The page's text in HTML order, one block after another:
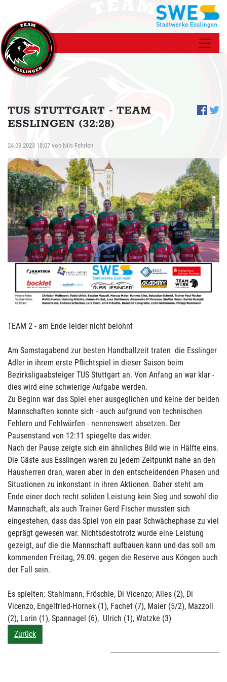
TUS STUTTGART - TEAM
ESSLINGEN (32:28)
24.09.2023 18:07 von Nils Fehrlen
TEAM 2 - am Ende leider nicht belohnt
Am Samstagabend zur besten Handballzeit traten die Esslinger
Adler in ihrem erste Pflichtspiel in dieser Saison beim
Bezirksligaabsteiger TUS Stuttgart an. Von Anfang an war klar -
dies wird eine schwierige Aufgabe werden.
Zu Beginn war das Spiel eher ausgeglichen und keine der beiden
Mannschaften konnte sich - auch aufgrund von technischen
Fehlern und Fehlwürfen - nennenswert absetzen. Der
Pausenstand von 12:11 spiegelte das wider.
Nach der Pause zeigte sich ein ähnliches Bild wie in Hälfte eins.
Die Gäste aus Esslingen waren zu jedem Zeitpunkt nahe an den
Hausherren dran, waren aber in den entscheidenden Phasen und
Situationen zu inkonstant in ihren Aktionen. Daher steht am
Ende einer doch recht soliden Leistung kein Sieg und sowohl die
Mannschaft, als auch Trainer Gerd Fischer mussten sich
eingestehen, dass das Spiel von ein paar Schwächephase zu viel
geprägt gewesen war. Nichtsdestotrotz wurde eine Leistung
gezeigt, auf die die Mannschaft aufbauen kann und das soll am
kommenden Freitag, 29.09. gegen die Reserve aus Köngen auch
der Fall sein.
Es spielten: Stahlmann, Fröschle, Di Vicenzo; Alles (2), Di
Vicenzo, Engelfried-Hornek (1), Fachet (7), Maier (5/2), Mazzoli
(2), Larin (1), Spannagel (6), Ulrich (1), Watzke (3)
Zurück